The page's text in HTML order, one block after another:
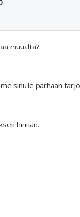
muualta?
sinulle parhaan
hinnan.